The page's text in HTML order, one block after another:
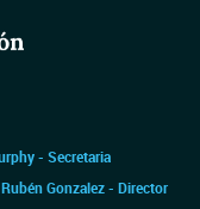
- Secretaria
Gonzalez - Director